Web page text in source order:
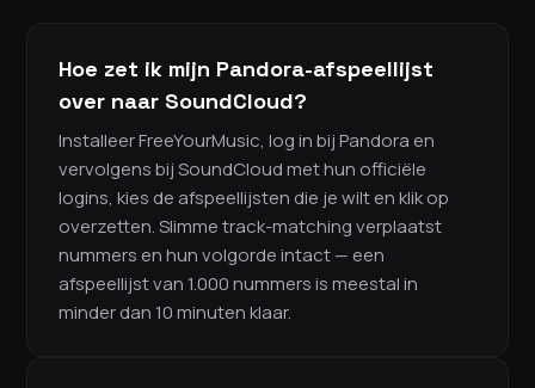
Hoe zet ik mijn Pandora-afspeellijst
over naar SoundCloud?
Installeer FreeYourMusic, log in bij Pandora en
vervolgens bij SoundCloud met hun officiële
logins, kies de afspeellijsten die je wilt en klik op
overzetten. Slimme track-matching verplaatst
nummers en hun volgorde intact — een
afspeellijst van 1.000 nummers is meestal in
minder dan 10 minuten klaar.